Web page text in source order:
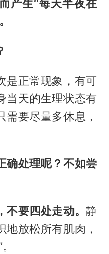
产生“每天半夜在
是正常现象，有可
当天的生理状态有
需要尽量多休息，
确处理呢？不如尝
不要四处走动。静
放松所有肌肉，